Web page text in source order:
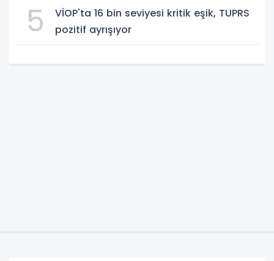
5
VİOP'ta 16 bin seviyesi kritik eşik, TUPRS
pozitif ayrışıyor